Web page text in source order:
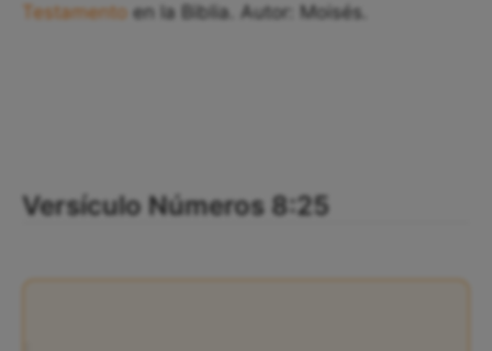
Testamento en la Biblia. Autor: Moisés.
Versículo Números 8:25